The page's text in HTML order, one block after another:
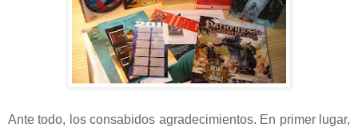
Ante todo, los consabidos agradecimientos. En primer lugar,